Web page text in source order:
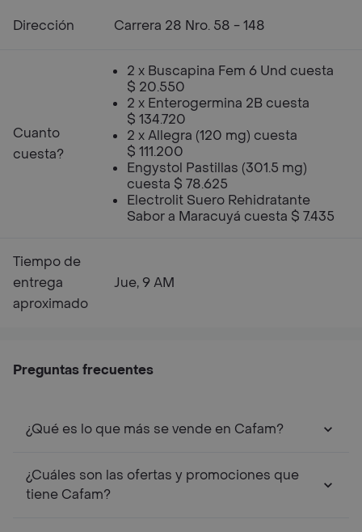
Dirección Carrera 28 Nro. 58 - 148
Cuanto
cuesta?
2 x Buscapina Fem 6 Und cuesta
$ 20.550
2 x Enterogermina 2B cuesta
$ 134.720
2 x Allegra (120 mg) cuesta
$ 111.200
Engystol Pastillas (301.5 mg)
cuesta $ 78.625
Electrolit Suero Rehidratante
Sabor a Maracuyá cuesta $ 7.435
Tiempo de
entrega
aproximado
Jue, 9 AM
Preguntas frecuentes
¿Qué es lo que más se vende en Cafam?
¿Cuáles son las ofertas y promociones que
tiene Cafam?